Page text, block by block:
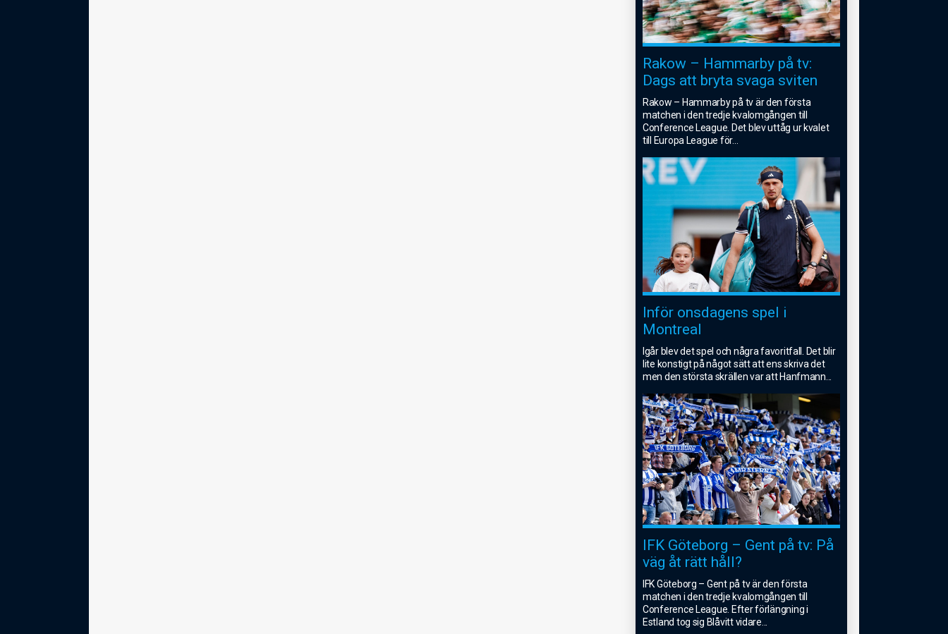
Rakow – Hammarby på tv:
Dags att bryta svaga sviten
Rakow – Hammarby på tv är den första
matchen i den tredje kvalomgången till
Conference League. Det blev uttåg ur kvalet
till Europa League för...
Inför onsdagens spel i
Montreal
Igår blev det spel och några favoritfall. Det blir
lite konstigt på något sätt att ens skriva det
men den största skrällen var att Hanfmann
IFK Göteborg – Gent på tv: På
väg åt rätt håll?
IFK Göteborg – Gent på tv är den första
matchen i den tredje kvalomgången till
Conference League. Efter förlängning i
Estland tog sig Blåvitt vidare...